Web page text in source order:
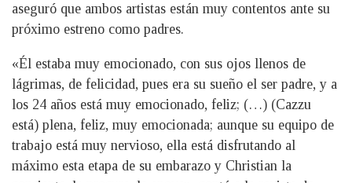
aseguró que ambos artistas están muy contentos ante su
próximo estreno como padres.
«Él estaba muy emocionado, con sus ojos llenos de
lágrimas, de felicidad, pues era su sueño el ser padre, y a
los 24 años está muy emocionado, feliz; (…) (Cazzu
está) plena, feliz, muy emocionada; aunque su equipo de
trabajo está muy nervioso, ella está disfrutando al
máximo esta etapa de su embarazo y Christian la